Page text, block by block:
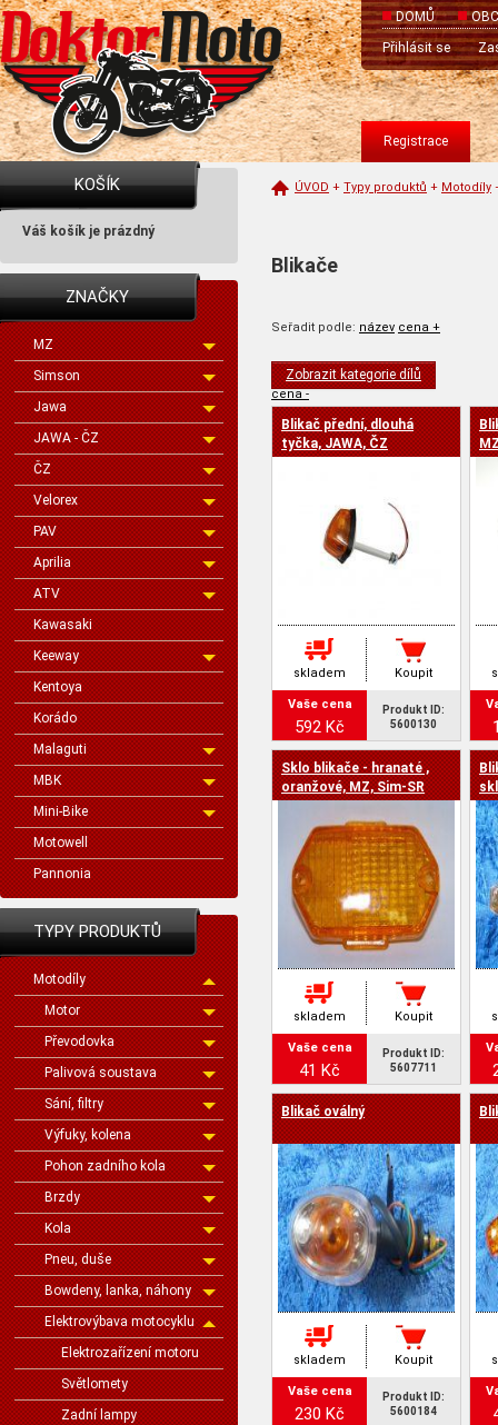
DOMŮ
Přihlásit se
Registrace
KOŠÍK
Váš košík je prázdný
ZNAČKY
MZ
Simson
Jawa
JAWA - ČZ
ČZ
Velorex
PAV
Aprilia
ATV
Kawasaki
Keeway
Kentoya
Korádo
Malaguti
MBK
Mini-Bike
Motowell
Pannonia
TYPY PRODUKTŮ
Motodíly
Motor
Převodovka
Palivová soustava
Sání, filtry
Výfuky, kolena
Pohon zadního kola
Brzdy
Kola
Pneu, duše
Bowdeny, lanka, náhony
Elektrovýbava motocyklu
Elektrozařízení motoru
Světlomety
Zadní lampy
ÚVOD + Typy produktů + Motodíly
Blikače
Seřadit podle: název cena +
cena -
Zobrazit kategorie dílů
Blikač přední, dlouhá
tyčka, JAWA, ČZ
skladem Koupit
Vaše cena
592 Kč
Produkt ID:
5600130
Sklo blikače - hranaté ,
oranžové, MZ, Sim-SR
skladem Koupit
Vaše cena
41 Kč
Produkt ID:
5607711
Blikač oválný
skladem Koupit
Vaše cena
230 Kč
Produkt ID:
5600184